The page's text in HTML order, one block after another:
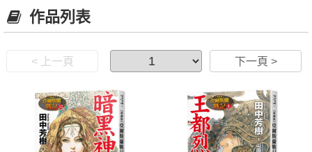
作品列表
< 上一頁 下一頁 >